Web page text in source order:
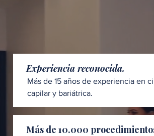
Experiencia reconocida.
Más de 15 años de experiencia en
capilar y bariátrica.
Más de 10.000